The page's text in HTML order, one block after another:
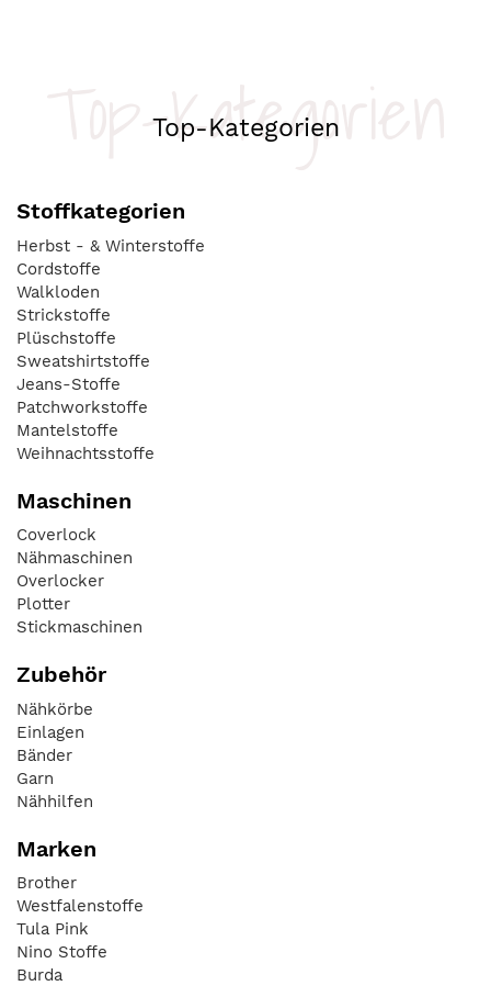
Top-Kategorien
Top-Kategorien
Stoffkategorien
Herbst - & Winterstoffe
Cordstoffe
Walkloden
Strickstoffe
Plüschstoffe
Sweatshirtstoffe
Jeans-Stoffe
Patchworkstoffe
Mantelstoffe
Weihnachtsstoffe
Maschinen
Coverlock
Nähmaschinen
Overlocker
Plotter
Stickmaschinen
Zubehör
Nähkörbe
Einlagen
Bänder
Garn
Nähhilfen
Marken
Brother
Westfalenstoffe
Tula Pink
Nino Stoffe
Burda